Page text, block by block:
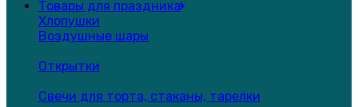
Товары для праздника
Хлопушки
Воздушные шары
Открытки
Свечи для торта, стаканы, тарелки